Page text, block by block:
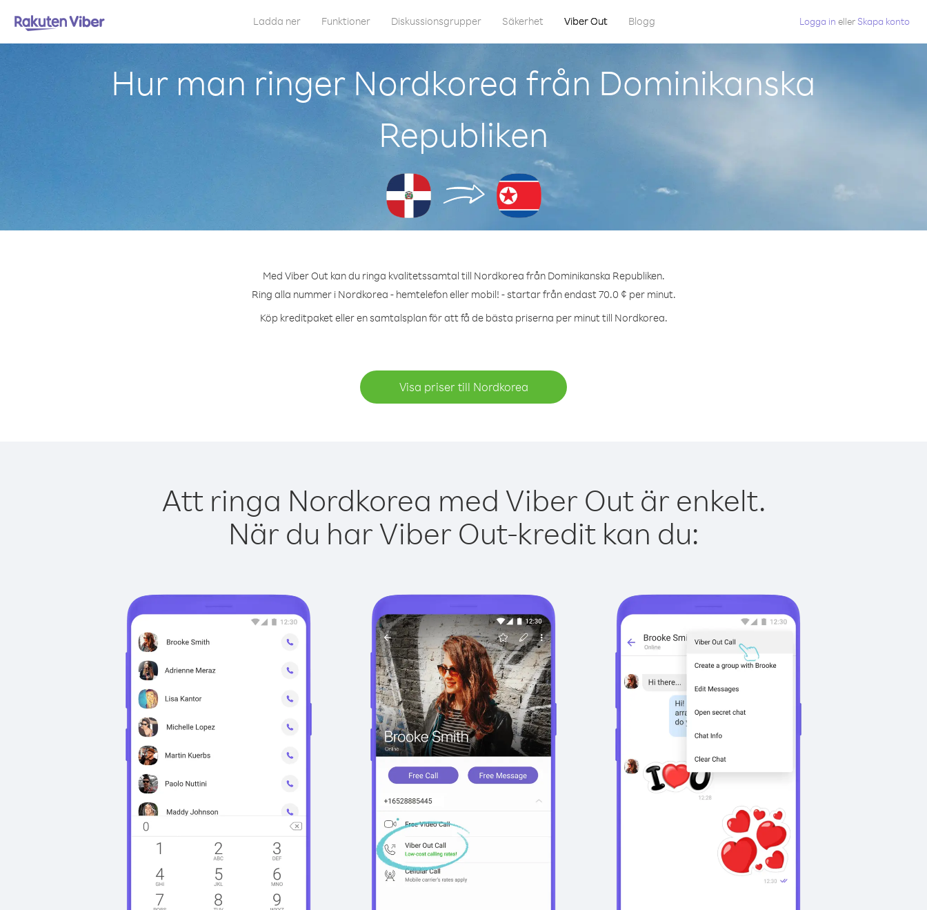
Ladda ner Funktioner Diskussionsgrupper Säkerhet Viber Out Blogg Logga in eller Skapa konto
Hur man ringer Nordkorea från Dominikanska
Republiken
Med Viber Out kan du ringa kvalitetssamtal till Nordkorea från Dominikanska Republiken.
Ring alla nummer i Nordkorea - hemtelefon eller mobil! - startar från endast 70.0 ¢ per minut.
Köp kreditpaket eller en samtalsplan för att få de bästa priserna per minut till Nordkorea.
Visa priser till Nordkorea
Att ringa Nordkorea med Viber Out är enkelt.
När du har Viber Out-kredit kan du: